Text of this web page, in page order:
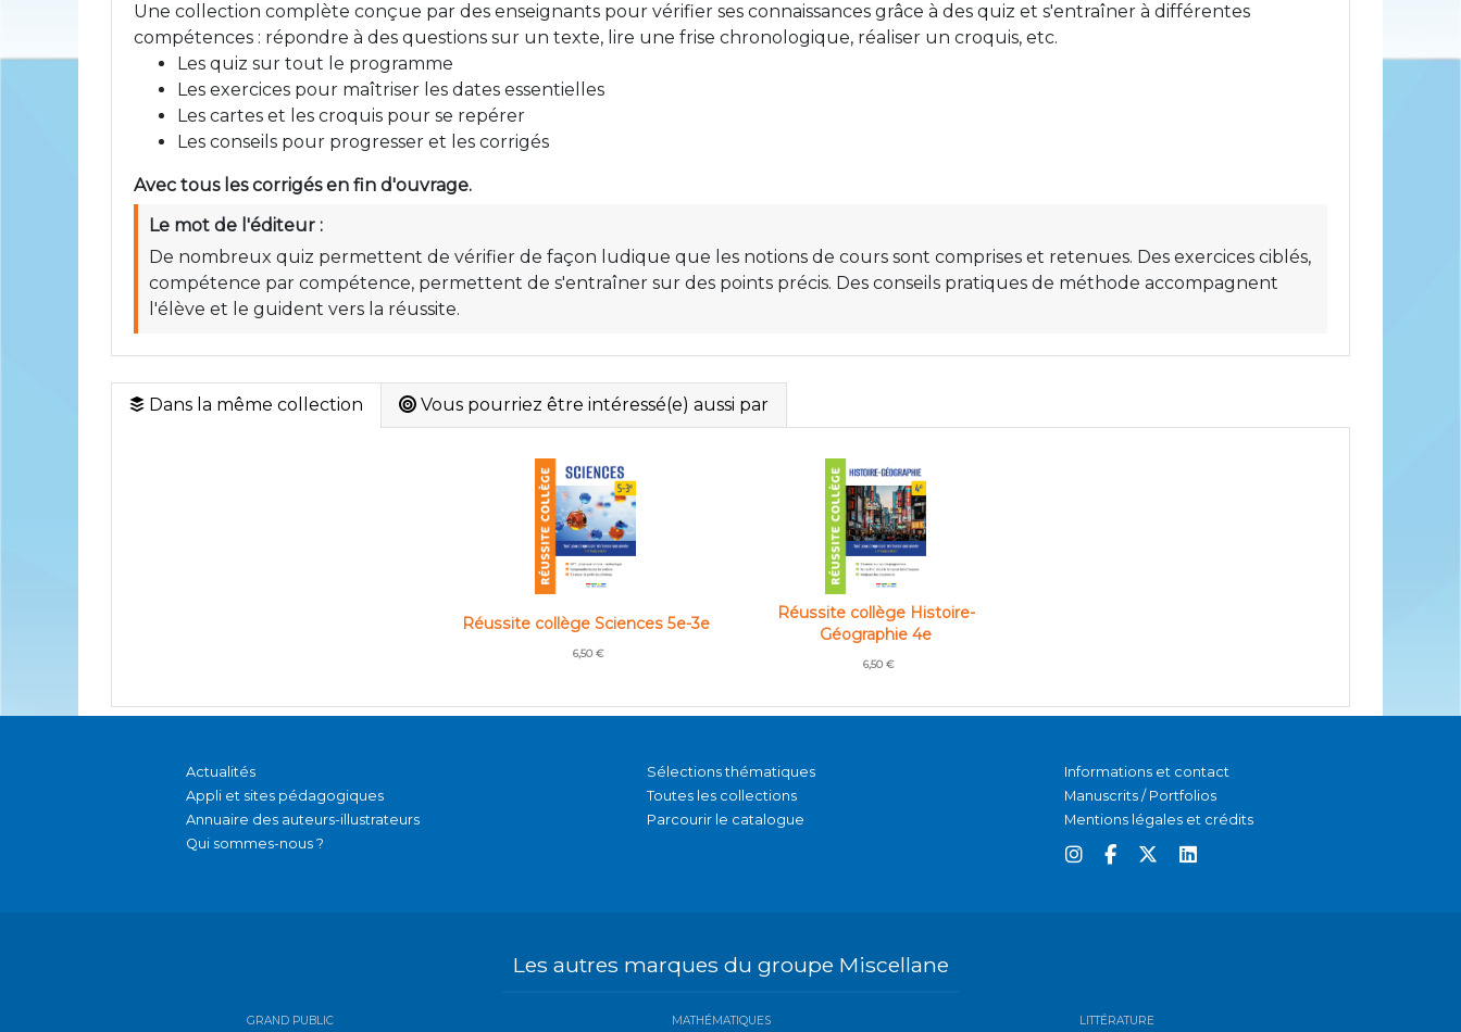
Une collection complète conçue par des enseignants pour vérifier ses connaissances grâce à des quiz et s'entraîner à différentes
compétences : répondre à des questions sur un texte, lire une frise chronologique, réaliser un croquis, etc.
Les quiz sur tout le programme
Les exercices pour maîtriser les dates essentielles
Les cartes et les croquis pour se repérer
Les conseils pour progresser et les corrigés
Avec tous les corrigés en fin d'ouvrage.
Le mot de l'éditeur :
De nombreux quiz permettent de vérifier de façon ludique que les notions de cours sont comprises et retenues. Des exercices ciblés,
compétence par compétence, permettent de s'entraîner sur des points précis. Des conseils pratiques de méthode accompagnent
l'élève et le guident vers la réussite.
Dans la même collection Vous pourriez être intéressé(e) aussi par
Réussite collège Sciences 5e-3e
6,50 €
Réussite collège Histoire-
Géographie 4e
6,50 €
Actualités
Appli et sites pédagogiques
Annuaire des auteurs-illustrateurs
Qui sommes-nous ?
Sélections thématiques
Toutes les collections
Parcourir le catalogue
Informations et contact
Manuscrits / Portfolios
Mentions légales et crédits
Les autres marques du groupe Miscellane
GRAND PUBLIC MATHÉMATIQUES LITTÉRATURE